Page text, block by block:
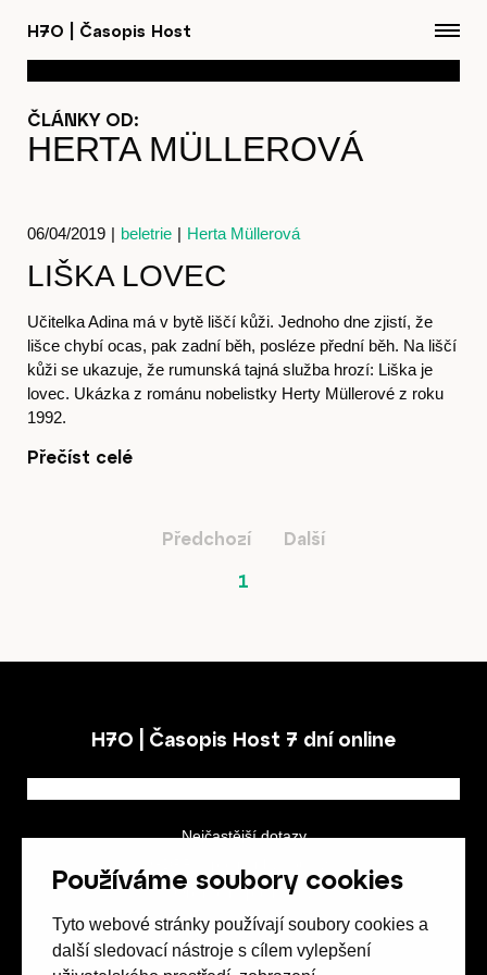
Používáme soubory cookies
Tyto webové stránky používají soubory cookies a
další sledovací nástroje s cílem vylepšení
H7O Časopis Host
Články
Časopis
Obchod
Kontakt
ČLÁNKY OD:
HERTA MÜLLEROVÁ
06/04/2019 | beletrie | Herta Müllerová
LIŠKA LOVEC
Učitelka Adina má v bytě liščí kůži. Jednoho dne zjistí, že
lišce chybí ocas, pak zadní běh, posléze přední běh. Na liščí
kůži se ukazuje, že rumunská tajná služba hrozí: Liška je
lovec. Ukázka z románu nobelistky Herty Müllerové z roku
1992.
Přečíst celé
Předchozí Další
1
H7O | Časopis Host 7 dní online
Nejčastější dotazy
Obchodní podmínky